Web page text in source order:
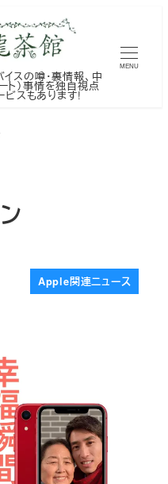
スの噂・裏情報、中
ト）事情を独自視点
ビスもあります!
MENU
Apple関連ニュース